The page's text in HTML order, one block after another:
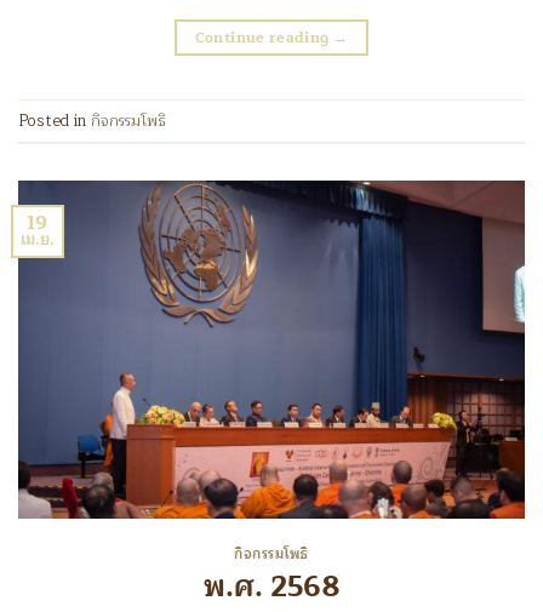
Continue reading →
Posted in กิจกรรมโพธิ
19
เม.ย.
กิจกรรมโพธิ
พ.ศ. 2568